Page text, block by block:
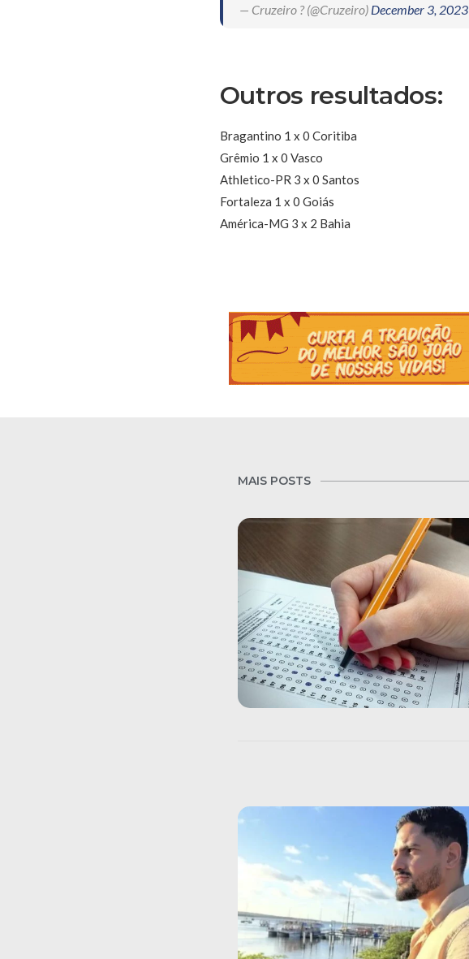
— Cruzeiro ? (@Cruzeiro) December 3, 2023
Outros resultados:
Bragantino 1 x 0 Coritiba
Grêmio 1 x 0 Vasco
Athletico-PR 3 x 0 Santos
Fortaleza 1 x 0 Goiás
América-MG 3 x 2 Bahia
MAIS POSTS